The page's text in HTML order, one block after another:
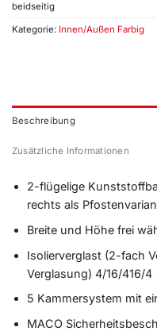
beidseitig
Kategorie: Innen/Außen Farbig
Beschreibung
Zusätzliche Informationen
2-flügelige
rechts als
Breite und Höhe frei
Isolierverglast (2-fach
Verglasung) 4/16/416/4
5 Kammersystem mit
MACO